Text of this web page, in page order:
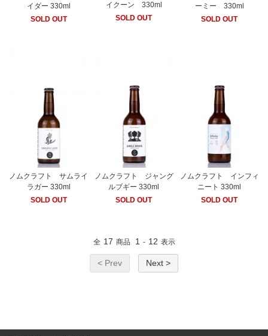
イダー 330ml
SOLD OUT
イクーン 330ml
SOLD OUT
ーミー 330ml
SOLD OUT
ノムクラフト サムライ
ラガー 330ml
SOLD OUT
ノムクラフト ジャング
ルブギー 330ml
SOLD OUT
ノムクラフト インフィ
ニート 330ml
SOLD OUT
全 17 商品 1 - 12 表示
< Prev Next >